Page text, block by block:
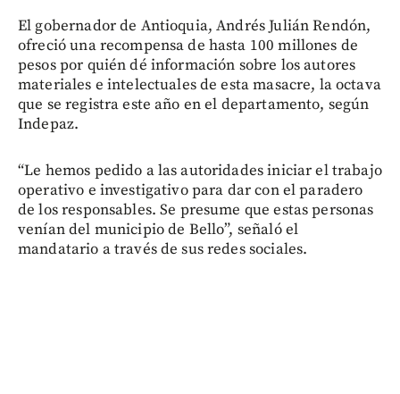
El gobernador de Antioquia, Andrés Julián Rendón,
ofreció una recompensa de hasta 100 millones de
pesos por quién dé información sobre los autores
materiales e intelectuales de esta masacre, la octava
que se registra este año en el departamento, según
Indepaz.
“Le hemos pedido a las autoridades iniciar el trabajo
operativo e investigativo para dar con el paradero
de los responsables. Se presume que estas personas
venían del municipio de Bello”, señaló el
mandatario a través de sus redes sociales.